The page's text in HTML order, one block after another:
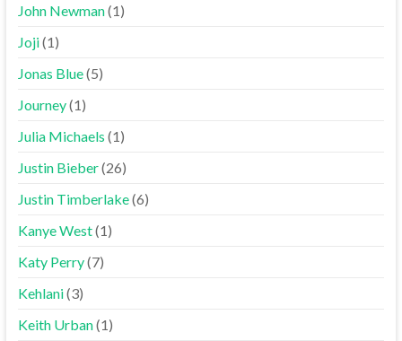
John Newman(1)
Joji(1)
Jonas Blue(5)
Journey(1)
Julia Michaels (1)
Justin Bieber(26)
Justin Timberlake(6)
Kanye West(1)
Katy Perry(7)
Kehlani(3)
Keith Urban(1)